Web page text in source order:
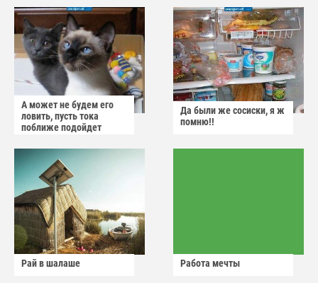
А может не будем его
ловить, пусть тока
поближе подойдет
Да были же сосиски, я ж
помню!!
Рай в шалаше Работа мечты